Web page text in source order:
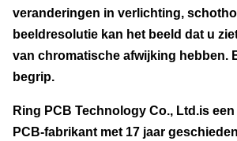
veranderingen in verlichting,
beeldresolutie kan het beeld dat u
van chromatische afwijking hebben.
begrip.
Ring PCB Technology Co., Ltd.is
PCB-fabrikant met 17 jaar